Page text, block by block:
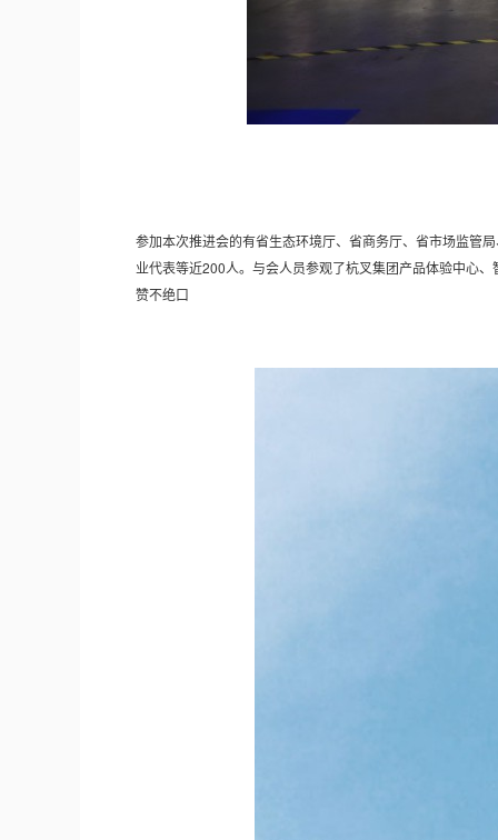
参加本次推进会的有省生态环境厅、省商务厅、省市场监管
业代表等近200人。与会人员参观了杭叉集团产品体验中心
赞不绝口